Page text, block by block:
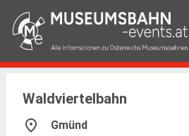
Waldviertelbahn
location_on Gmünd